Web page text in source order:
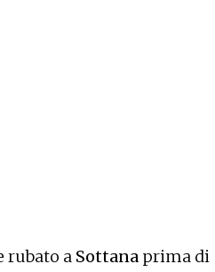
rubato a Sottana prima di